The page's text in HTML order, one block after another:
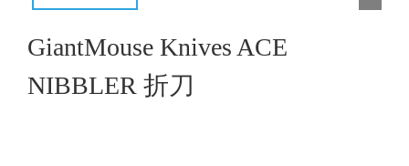
GiantMouse Knives ACE
NIBBLER 折刀